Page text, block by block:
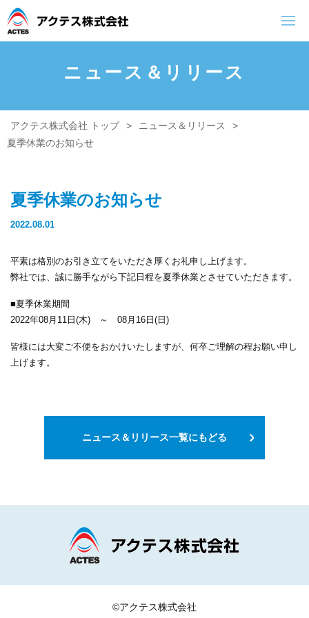
ニュース＆リリース
アクテス株式会社 トップ > ニュース＆リリース
>
夏季休業のお知らせ
夏季休業のお知らせ
2022.08.01
平素は格別のお引き立てをいただき厚くお礼申し上げます。
弊社では、誠に勝手ながら下記日程を夏季休業とさせていただきます。
■夏季休業期間
2022年08月11日(木) ～ 08月16日(日)
皆様には大変ご不便をおかけいたしますが、何卒ご理解の程お願い申し
上げます。
ニュース＆リリース一覧にもどる
©アクテス株式会社
トップページ
会社案内
ご挨拶・理念
業務内容
盤制作（タイ）
採用情報 アクセス
お問い合わせ ニュース一覧